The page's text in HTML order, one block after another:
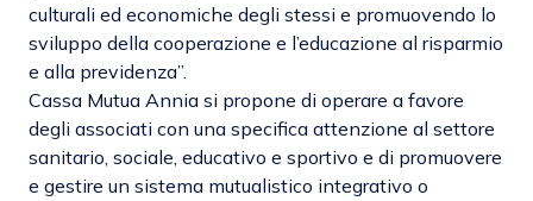
culturali ed economiche degli stessi e promuovendo lo
sviluppo della cooperazione e l’educazione al risparmio
e alla previdenza”.
Cassa Mutua Annia si propone di operare a favore
degli associati con una specifica attenzione al settore
sanitario, sociale, educativo e sportivo e di promuovere
e gestire un sistema mutualistico integrativo o